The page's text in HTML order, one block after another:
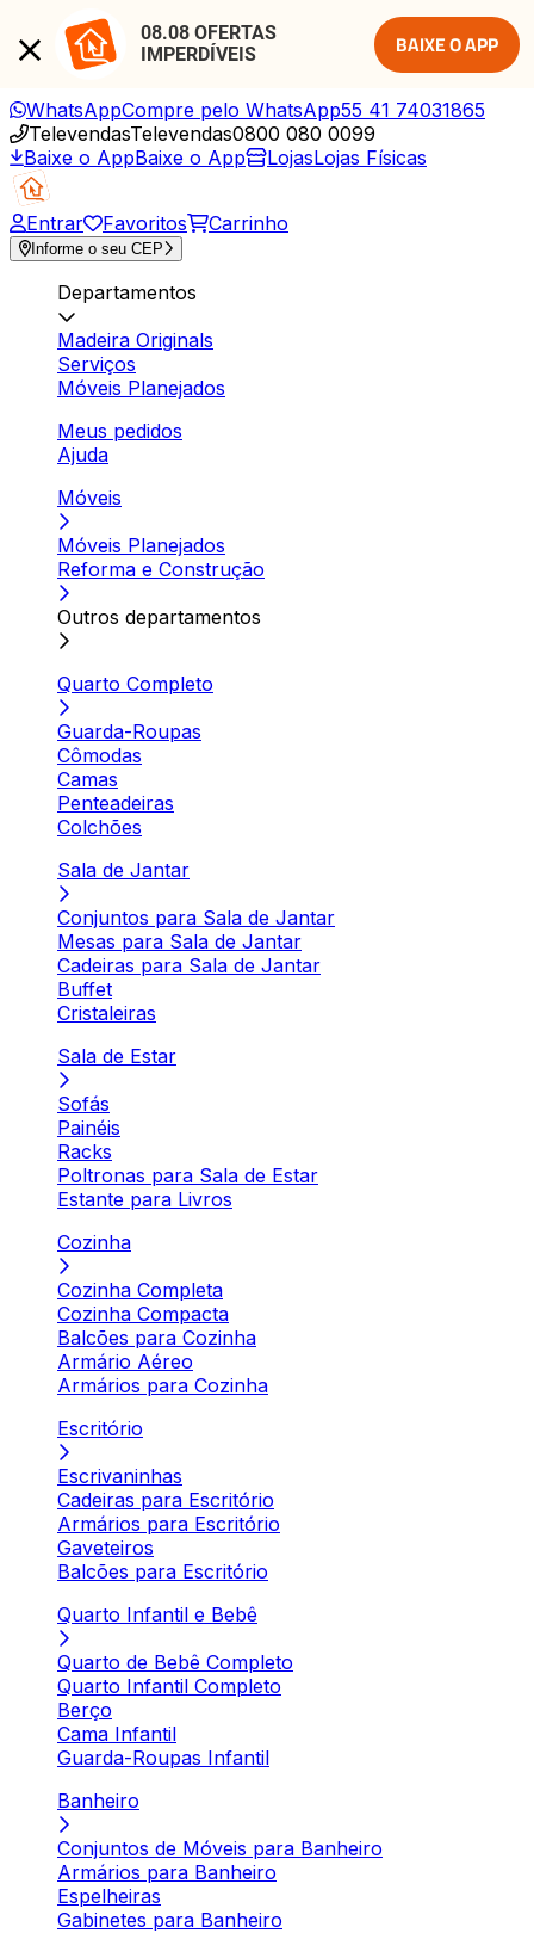
08.08 OFERTAS
IMPERDÍVEIS
BAIXE O APP
WhatsAppCompre pelo WhatsApp55 41 74031865
TelevendasTelevendas0800 080 0099
Baixe o AppBaixe o App LojasLojas Físicas
Entrar Favoritos Carrinho
Informe o seu CEP
Departamentos
Madeira Originals
Serviços
Móveis Planejados
Meus pedidos
Ajuda
Móveis
Móveis Planejados
Reforma e Construção
Outros departamentos
Quarto Completo
Guarda-Roupas
Cômodas
Camas
Penteadeiras
Colchões
Sala de Jantar
Conjuntos para Sala de Jantar
Mesas para Sala de Jantar
Cadeiras para Sala de Jantar
Buffet
Cristaleiras
Sala de Estar
Sofás
Painéis
Racks
Poltronas para Sala de Estar
Estante para Livros
Cozinha
Cozinha Completa
Cozinha Compacta
Balcões para Cozinha
Armário Aéreo
Armários para Cozinha
Escritório
Escrivaninhas
Cadeiras para Escritório
Armários para Escritório
Gaveteiros
Balcões para Escritório
Quarto Infantil e Bebê
Quarto de Bebê Completo
Quarto Infantil Completo
Berço
Cama Infantil
Guarda-Roupas Infantil
Banheiro
Conjuntos de Móveis para Banheiro
Armários para Banheiro
Espelheiras
Gabinetes para Banheiro